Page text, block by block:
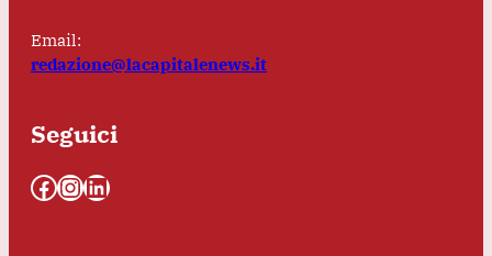
Email:
redazione@lacapitalenews.it
Seguici
Facebook InstagramLinkedIn